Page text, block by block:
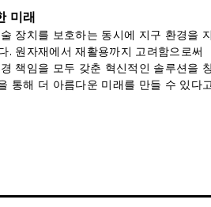
미래
장치를 보호하는 동시에 지구 환경을
. 원자재에서 재활용까지 고려함으로써
책임을 모두 갖춘 혁신적인 솔루션을
통해 더 아름다운 미래를 만들 수 있다